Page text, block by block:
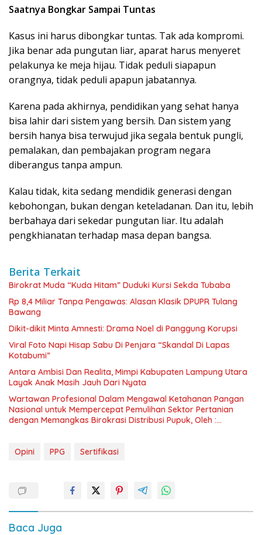
Saatnya Bongkar Sampai Tuntas
Kasus ini harus dibongkar tuntas. Tak ada kompromi.
Jika benar ada pungutan liar, aparat harus menyeret
pelakunya ke meja hijau. Tidak peduli siapapun
orangnya, tidak peduli apapun jabatannya.
Karena pada akhirnya, pendidikan yang sehat hanya
bisa lahir dari sistem yang bersih. Dan sistem yang
bersih hanya bisa terwujud jika segala bentuk pungli,
pemalakan, dan pembajakan program negara
diberangus tanpa ampun.
Kalau tidak, kita sedang mendidik generasi dengan
kebohongan, bukan dengan keteladanan. Dan itu, lebih
berbahaya dari sekedar pungutan liar. Itu adalah
pengkhianatan terhadap masa depan bangsa.
Berita Terkait
Birokrat Muda “Kuda Hitam” Duduki Kursi Sekda Tubaba
Rp 8,4 Miliar Tanpa Pengawas: Alasan Klasik DPUPR Tulang
Bawang
Dikit-dikit Minta Amnesti: Drama Noel di Panggung Korupsi
Viral Foto Napi Hisap Sabu Di Penjara “Skandal Di Lapas
Kotabumi”
Antara Ambisi Dan Realita, Mimpi Kabupaten Lampung Utara
Layak Anak Masih Jauh Dari Nyata
Wartawan Profesional Dalam Mengawal Ketahanan Pangan
Nasional untuk Mempercepat Pemulihan Sektor Pertanian
dengan Memangkas Birokrasi Distribusi Pupuk, Oleh :
Opini
PPG Sertifikasi
Baca Juga